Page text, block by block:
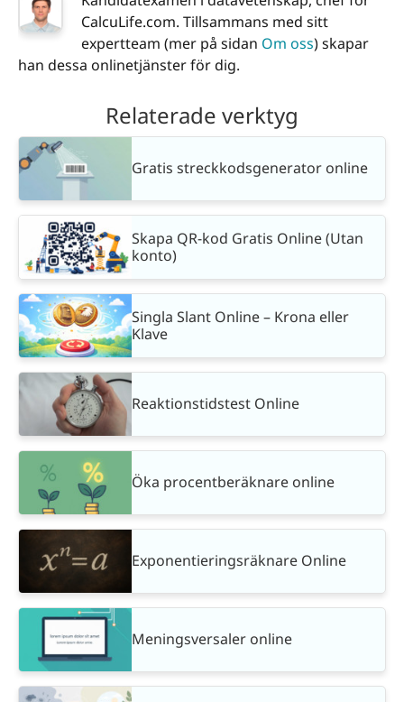
CalcuLife.com. Tillsammans med sitt
expertteam (mer på sidan Om oss) skapar
han dessa onlinetjänster för dig.
Relaterade verktyg
Gratis streckkodsgenerator online
Skapa QR-kod Gratis Online (Utan
konto)
Singla Slant Online – Krona eller
Klave
Reaktionstidstest Online
Öka procentberäknare online
Exponentieringsräknare Online
Meningsversaler online